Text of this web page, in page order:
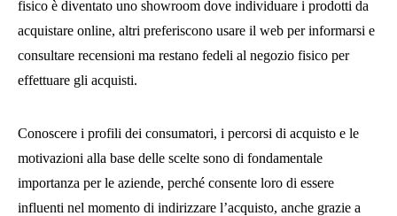
fisico è diventato uno showroom dove individuare i prodotti da
acquistare online, altri preferiscono usare il web per informarsi e
consultare recensioni ma restano fedeli al negozio fisico per
effettuare gli acquisti.
Conoscere i profili dei consumatori, i percorsi di acquisto e le
motivazioni alla base delle scelte sono di fondamentale
importanza per le aziende, perché consente loro di essere
influenti nel momento di indirizzare l’acquisto, anche grazie a